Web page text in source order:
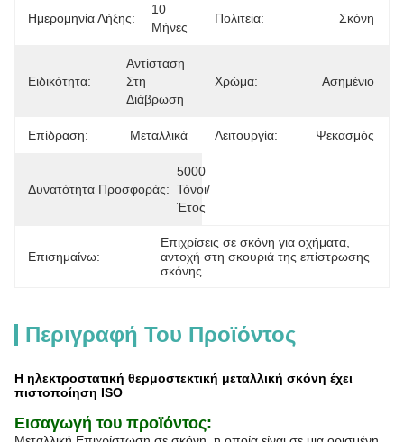
Ημερομηνία Λήξης:
10
Μήνες
Πολιτεία: Σκόνη
Ειδικότητα:
Αντίσταση
Στη
Διάβρωση
Χρώμα: Ασημένιο
Επίδραση: Μεταλλικά Λειτουργία: Ψεκασμός
Δυνατότητα Προσφοράς:
5000
Τόνοι/
Έτος
Επισημαίνω:
Επιχρίσεις σε σκόνη για οχήματα
αντοχή στη σκουριά της επίστρωσης
σκόνης
Περιγραφή Του Προϊόντος
Η ηλεκτροστατική θερμοστεκτική μεταλλική σκόνη έχει
πιστοποίηση ISO
Εισαγωγή του προϊόντος: